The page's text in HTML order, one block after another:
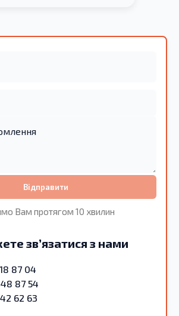
Відправити
Вам протягом 10 хвилин
зв’язатися з нами
87 04
87 54
62 63